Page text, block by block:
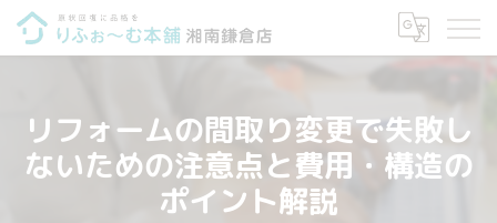
リフォームの間取り変更で失敗し
ないための注意点と費用・構造の
ポイント解説